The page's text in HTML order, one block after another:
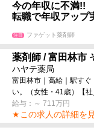
今の年収に不満!!
転職で年収アップ
注目 ファゲット薬剤師
薬剤師 / 富田林市
ハヤテ薬局
富田林市｜高給｜駅す
い。（女性・41歳）【社
給与：～ 711万円
★この求人の詳細を